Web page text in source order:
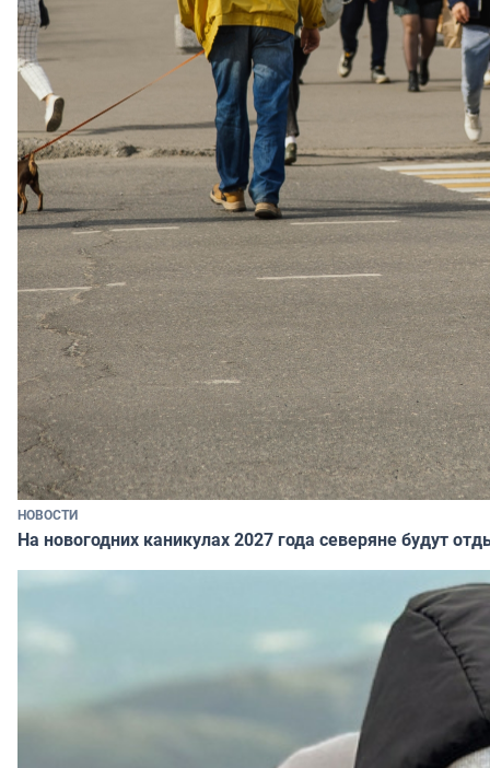
НОВОСТИ
На новогодних каникулах 2027 года северяне будут